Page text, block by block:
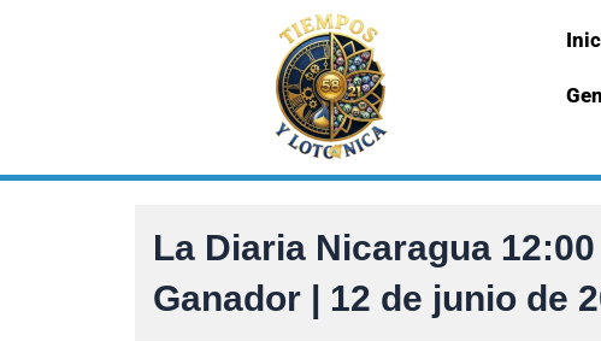
La Diaria Nicaragua
Ganador | 12 de junio de